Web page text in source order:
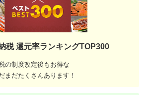
税 還元率ランキングTOP300
の制度改定後もお得な
まだたくさんあります！